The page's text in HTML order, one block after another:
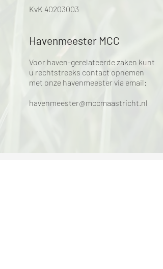
KvK 40203003
Havenmeester MCC
Voor haven-gerelateerde zaken kunt
u rechtstreeks contact opnemen
met onze havenmeester via email:
havenmeester@mccmaastricht.nl